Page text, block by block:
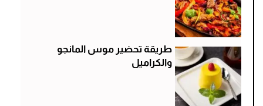
طريقة تحضير موس المانجو
والكراميل